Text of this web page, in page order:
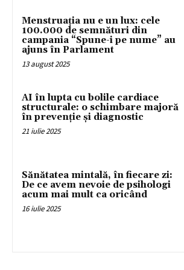
Menstruația nu e un lux: cele
100.000 de semnături din
campania “Spune-i pe nume” au
ajuns în Parlament
13 august 2025
AI în lupta cu bolile cardiace
structurale: o schimbare majoră
în prevenție și diagnostic
21 iulie 2025
Sănătatea mintală, în fiecare zi:
De ce avem nevoie de psihologi
acum mai mult ca oricând
16 iulie 2025